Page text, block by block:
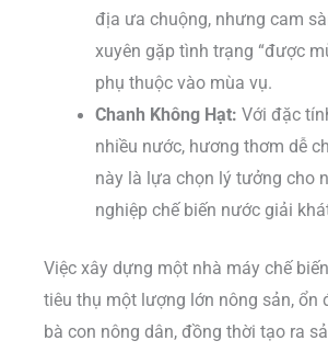
địa ưa chuộng, nhưng cam
xuyên gặp tình trạng “được
phụ thuộc vào mùa vụ.
Chanh Không Hạt: Với đặc
nhiều nước, hương thơm dễ
này là lựa chọn lý tưởng cho
nghiệp chế biến nước giải
Việc xây dựng một nhà máy chế
tiêu thụ một lượng lớn nông sản, ổn
bà con nông dân, đồng thời tạo ra